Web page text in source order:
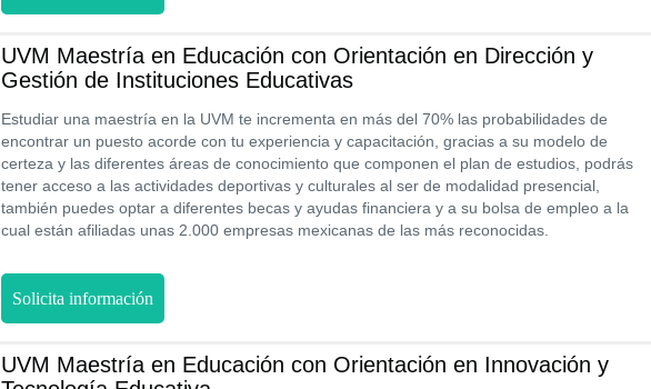
UVM Maestría en Educación con Orientación en Dirección y
Gestión de Instituciones Educativas
Estudiar una maestría en la UVM te incrementa en más del 70% las probabilidades de
encontrar un puesto acorde con tu experiencia y capacitación, gracias a su modelo de
certeza y las diferentes áreas de conocimiento que componen el plan de estudios, podrás
tener acceso a las actividades deportivas y culturales al ser de modalidad presencial,
también puedes optar a diferentes becas y ayudas financiera y a su bolsa de empleo a la
cual están afiliadas unas 2.000 empresas mexicanas de las más reconocidas.
Solicita información
UVM Maestría en Educación con Orientación en Innovación y